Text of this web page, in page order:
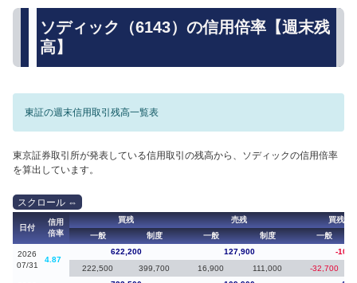
ソディック（6143）の信用倍率【週末残
高】
東証の週末信用取引残高一覧表
東京証券取引所が発表している信用取引の残高から、ソディックの信用倍率
を算出しています。
日付
信用
倍率
買残 売残
買残（
一般
制度 一般 制度 一般
2026
07/31
4.87
622,200 127,900
-
222,500
399,700 16,900 111,000 -32,700